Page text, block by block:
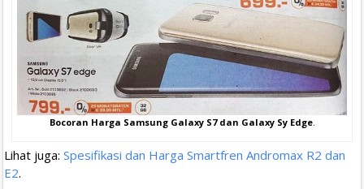
Bocoran Harga Samsung Galaxy S7 dan Galaxy Sy Edge.
Lihat juga: Spesifikasi dan Harga Smartfren Andromax R2 dan
E2.